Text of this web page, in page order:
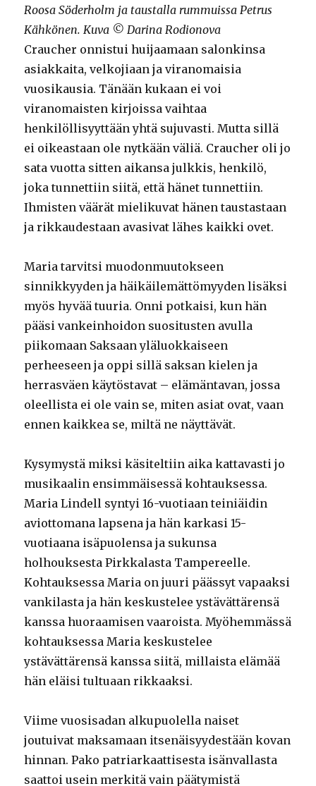
Roosa Söderholm ja taustalla rummuissa Petrus
Kähkönen. Kuva © Darina Rodionova
Craucher onnistui huijaamaan salonkinsa
asiakkaita, velkojiaan ja viranomaisia
vuosikausia. Tänään kukaan ei voi
viranomaisten kirjoissa vaihtaa
henkilöllisyyttään yhtä sujuvasti. Mutta sillä
ei oikeastaan ole nytkään väliä. Craucher oli jo
sata vuotta sitten aikansa julkkis, henkilö,
joka tunnettiin siitä, että hänet tunnettiin.
Ihmisten väärät mielikuvat hänen taustastaan
ja rikkaudestaan avasivat lähes kaikki ovet.
Maria tarvitsi muodonmuutokseen
sinnikkyyden ja häikäilemättömyyden lisäksi
myös hyvää tuuria. Onni potkaisi, kun hän
pääsi vankeinhoidon suositusten avulla
piikomaan Saksaan yläluokkaiseen
perheeseen ja oppi sillä saksan kielen ja
herrasväen käytöstavat – elämäntavan, jossa
oleellista ei ole vain se, miten asiat ovat, vaan
ennen kaikkea se, miltä ne näyttävät.
Kysymystä miksi käsiteltiin aika kattavasti jo
musikaalin ensimmäisessä kohtauksessa.
Maria Lindell syntyi 16-vuotiaan teiniäidin
aviottomana lapsena ja hän karkasi 15-
vuotiaana isäpuolensa ja sukunsa
holhouksesta Pirkkalasta Tampereelle.
Kohtauksessa Maria on juuri päässyt vapaaksi
vankilasta ja hän keskustelee ystävättärensä
kanssa huoraamisen vaaroista. Myöhemmässä
kohtauksessa Maria keskustelee
ystävättärensä kanssa siitä, millaista elämää
hän eläisi tultuaan rikkaaksi.
Viime vuosisadan alkupuolella naiset
joutuivat maksamaan itsenäisyydestään kovan
hinnan. Pako patriarkaattisesta isänvallasta
saattoi usein merkitä vain päätymistä